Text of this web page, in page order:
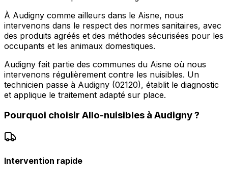
À Audigny comme ailleurs dans le Aisne, nous
intervenons dans le respect des normes sanitaires, avec
des produits agréés et des méthodes sécurisées pour les
occupants et les animaux domestiques.
Audigny fait partie des communes du Aisne où nous
intervenons régulièrement contre les nuisibles. Un
technicien passe à Audigny (02120), établit le diagnostic
et applique le traitement adapté sur place.
Pourquoi choisir Allo-nuisibles à Audigny?
Intervention rapide